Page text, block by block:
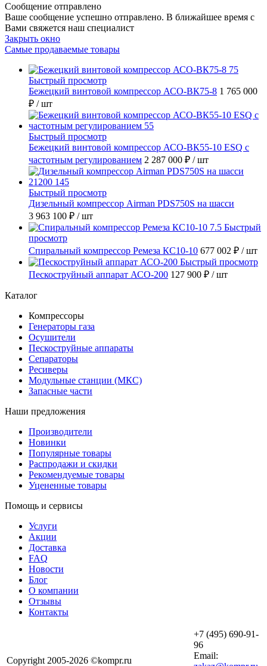
Сообщение отправлено
Ваше сообщение успешно отправлено. В ближайшее время с
Вами свяжется наш специалист
Закрыть окно
Самые продаваемые товары
Быстрый просмотр
Бежецкий винтовой компрессор АСО-ВК75-8 1 765 000
₽ / шт
Быстрый просмотр
Бежецкий винтовой компрессор АСО-ВК55-10 ESQ с
частотным регулированием 2 287 000 ₽ / шт
Быстрый просмотр
Дизельный компрессор Airman PDS750S на шасси
3 963 100 ₽ / шт
Быстрый
просмотр
Спиральный компрессор Ремеза КС10-10 677 002 ₽ / шт
Быстрый просмотр
Пескоструйный аппарат АСО-200 127 900 ₽ / шт
Каталог
Компрессоры
Генераторы газа
Осушители
Пескоструйные аппараты
Сепараторы
Ресиверы
Модульные станции (МКС)
Запасные части
Наши предложения
Производители
Новинки
Популярные товары
Распродажи и скидки
Рекомендуемые товары
Уцененные товары
Помощь и сервисы
Услуги
Акции
Доставка
FAQ
Новости
Блог
О компании
Отзывы
Контакты
Copyright 2005-2026 ©kompr.ru
+7 (495) 690-91-
96
Email: